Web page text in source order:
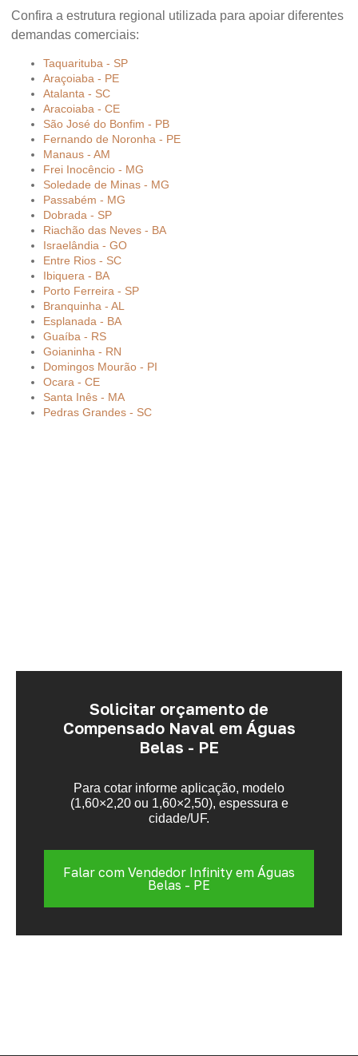
Confira a estrutura regional utilizada para apoiar diferentes
demandas comerciais:
Taquarituba - SP
Araçoiaba - PE
Atalanta - SC
Aracoiaba - CE
São José do Bonfim - PB
Fernando de Noronha - PE
Manaus - AM
Frei Inocêncio - MG
Soledade de Minas - MG
Passabém - MG
Dobrada - SP
Riachão das Neves - BA
Israelândia - GO
Entre Rios - SC
Ibiquera - BA
Porto Ferreira - SP
Branquinha - AL
Esplanada - BA
Guaíba - RS
Goianinha - RN
Domingos Mourão - PI
Ocara - CE
Santa Inês - MA
Pedras Grandes - SC
Solicitar orçamento de
Compensado Naval em Águas
Belas - PE
Para cotar informe aplicação, modelo
(1,60×2,20 ou 1,60×2,50), espessura e
cidade/UF.
Falar com Vendedor Infinity em Águas
Belas - PE